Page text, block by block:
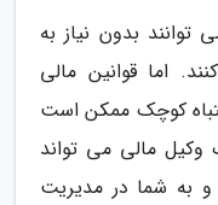
توانند بدون نیاز به
اما قوانین مالی
کوچک ممکن است
مالی می تواند
و به شما در مدیریت